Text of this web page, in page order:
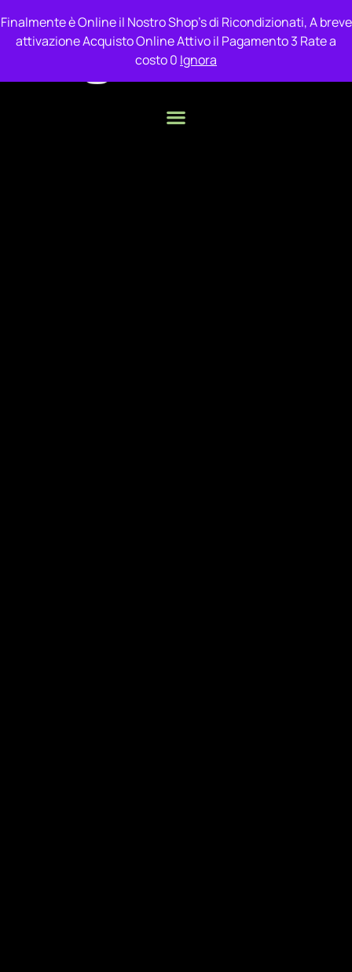
Finalmente è Online il Nostro Shop's di Ricondizionati, A breve
attivazione Acquisto Online Attivo il Pagamento 3 Rate a
costo 0 Ignora